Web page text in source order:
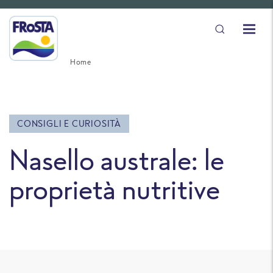
Home
CONSIGLI E CURIOSITÀ
Nasello australe: le
proprietà nutritive